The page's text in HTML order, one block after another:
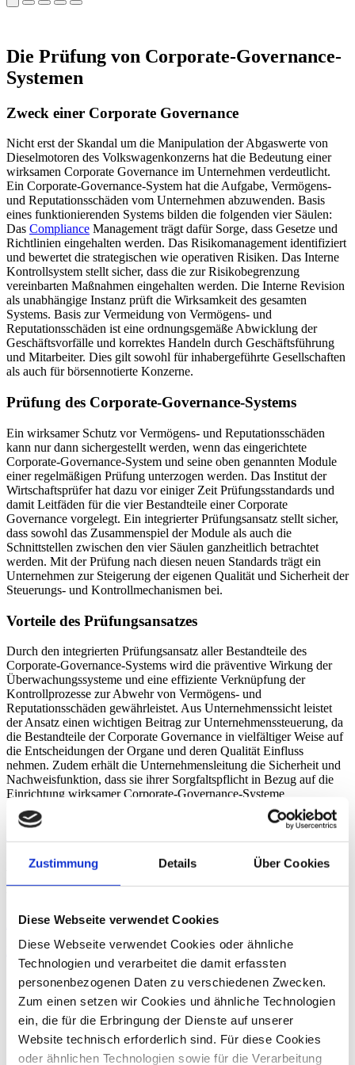
Zustimmung Details Über Cookies
Diese Webseite verwendet Cookies
Diese Webseite verwendet Cookies oder ähnliche
Technologien und verarbeitet die damit erfassten
personenbezogenen Daten zu verschiedenen Zwecken.
Zum einen setzen wir Cookies und ähnliche Technologien
ein, die für die Erbringung der Dienste auf unserer
Website technisch erforderlich sind. Für diese Cookies
oder ähnlichen Technologien sowie für die Verarbeitung
Die Prüfung von Corporate-Governance-
Systemen
Zweck einer Corporate Governance
Nicht erst der Skandal um die Manipulation der Abgaswerte von
Dieselmotoren des Volkswagenkonzerns hat die Bedeutung einer
wirksamen Corporate Governance im Unternehmen verdeutlicht.
Ein Corporate-Governance-System hat die Aufgabe, Vermögens-
und Reputationsschäden vom Unternehmen abzuwenden. Basis
eines funktionierenden Systems bilden die folgenden vier Säulen:
Das Compliance Management trägt dafür Sorge, dass Gesetze und
Richtlinien eingehalten werden. Das Risikomanagement identifiziert
und bewertet die strategischen wie operativen Risiken. Das Interne
Kontrollsystem stellt sicher, dass die zur Risikobegrenzung
vereinbarten Maßnahmen eingehalten werden. Die Interne Revision
als unabhängige Instanz prüft die Wirksamkeit des gesamten
Systems. Basis zur Vermeidung von Vermögens- und
Reputationsschäden ist eine ordnungsgemäße Abwicklung der
Geschäftsvorfälle und korrektes Handeln durch Geschäftsführung
und Mitarbeiter. Dies gilt sowohl für inhabergeführte Gesellschaften
als auch für börsennotierte Konzerne.
Prüfung des Corporate-Governance-Systems
Ein wirksamer Schutz vor Vermögens- und Reputationsschäden
kann nur dann sichergestellt werden, wenn das eingerichtete
Corporate-Governance-System und seine oben genannten Module
einer regelmäßigen Prüfung unterzogen werden. Das Institut der
Wirtschaftsprüfer hat dazu vor einiger Zeit Prüfungsstandards und
damit Leitfäden für die vier Bestandteile einer Corporate
Governance vorgelegt. Ein integrierter Prüfungsansatz stellt sicher,
dass sowohl das Zusammenspiel der Module als auch die
Schnittstellen zwischen den vier Säulen ganzheitlich betrachtet
werden. Mit der Prüfung nach diesen neuen Standards trägt ein
Unternehmen zur Steigerung der eigenen Qualität und Sicherheit der
Steuerungs- und Kontrollmechanismen bei.
Vorteile des Prüfungsansatzes
Durch den integrierten Prüfungsansatz aller Bestandteile des
Corporate-Governance-Systems wird die präventive Wirkung der
Überwachungssysteme und eine effiziente Verknüpfung der
Kontrollprozesse zur Abwehr von Vermögens- und
Reputationsschäden gewährleistet. Aus Unternehmenssicht leistet
der Ansatz einen wichtigen Beitrag zur Unternehmenssteuerung, da
die Bestandteile der Corporate Governance in vielfältiger Weise auf
die Entscheidungen der Organe und deren Qualität Einfluss
nehmen. Zudem erhält die Unternehmensleitung die Sicherheit und
Nachweisfunktion, dass sie ihrer Sorgfaltspflicht in Bezug auf die
Einrichtung wirksamer Corporate-Governance-Systeme
nachgekommen ist. Somit eine lohnende Investition.
Andreas Stamm
Zum Profil von Andreas Stamm
Risikomanagement Compliance Interne Revision